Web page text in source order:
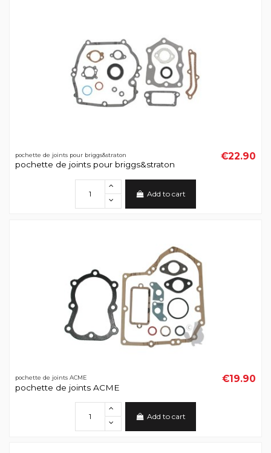
pochette de joints pour briggs&straton
pochette de joints pour briggs&straton
€22.90
Add to cart
pochette de joints ACME
pochette de joints ACME
€19.90
Add to cart